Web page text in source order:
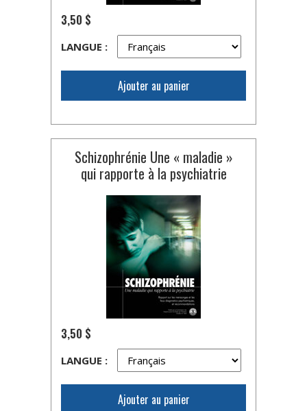
3,50 $
LANGUE :
Ajouter au panier
Schizophrénie Une « maladie »
qui rapporte à la psychiatrie
3,50 $
LANGUE :
Ajouter au panier